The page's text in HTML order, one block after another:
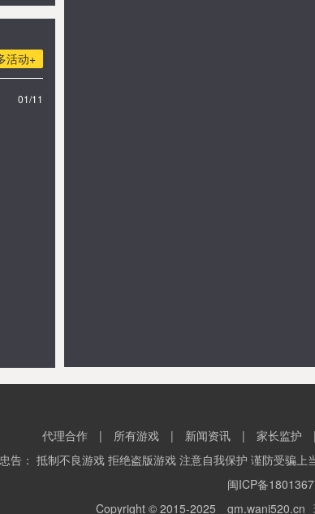
404区
263区
135区
145区
活动+
01/11
代理合作 | 所有游戏 | 新闻资讯 | 家长监护 |
告： 抵制不良游戏 拒绝盗版游戏 注意自我保护 谨防受骗上
闽ICP备
Copyright © 2015-2025
gm.wani520.cn